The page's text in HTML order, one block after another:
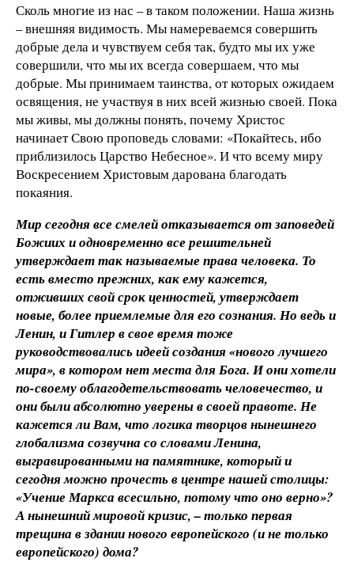
Сколь многие из нас – в таком положении. Наша жизнь
– внешняя видимость. Мы намереваемся совершить
добрые дела и чувствуем себя так, будто мы их уже
совершили, что мы их всегда совершаем, что мы
добрые. Мы принимаем таинства, от которых ожидаем
освящения, не участвуя в них всей жизнью своей. Пока
мы живы, мы должны понять, почему Христос
начинает Свою проповедь словами: «Покайтесь, ибо
приблизилось Царство Небесное». И что всему миру
Воскресением Христовым дарована благодать
покаяния.
Мир сегодня все смелей отказывается от заповедей
Божиих и одновременно все решительней
утверждает так называемые права человека. То
есть вместо прежних, как ему кажется,
отживших свой срок ценностей, утверждает
новые, более приемлемые для его сознания. Но ведь и
Ленин, и Гитлер в свое время тоже
руководствовались идеей создания «нового лучшего
мира», в котором нет места для Бога. И они хотели
по-своему облагодетельствовать человечество, и
они были абсолютно уверены в своей правоте. Не
кажется ли Вам, что логика творцов нынешнего
глобализма созвучна со словами Ленина,
выгравированными на памятнике, который и
сегодня можно прочесть в центре нашей столицы:
«Учение Маркса всесильно, потому что оно верно»?
А нынешний мировой кризис, – только первая
трещина в здании нового европейского (и не только
европейского) дома?